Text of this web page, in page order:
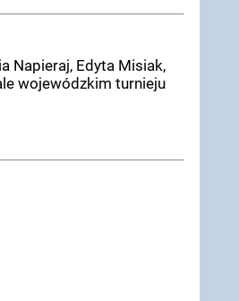
Napieraj, Edyta Misiak,
wojewódzkim turnieju